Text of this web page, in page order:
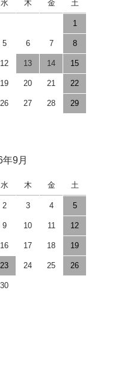
水 木 金 土
1
5 6 7 8
12 13 14 15
19 20 21 22
26 27 28 29
年9月
水 木 金 土
2 3 4 5
9 10 11 12
16 17 18 19
23 24 25 26
30